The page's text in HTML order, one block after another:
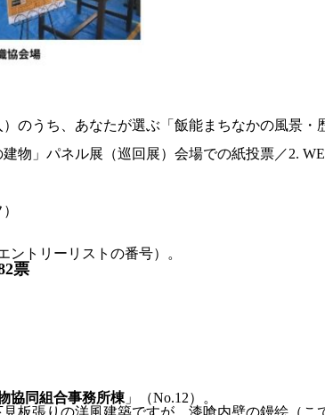
うち、あなたが選ぶ「飯能まちなかの風景
」パネル展（巡回展）会場での紙投票／2.
ントリーリストの番号）。
票
協同組合事務所棟 」（No.12）。
板張りの洋風建築ですが、漆喰内壁の鏝絵（